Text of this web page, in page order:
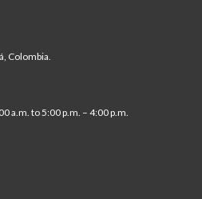
Colombia.
a.m. to 5:00 p.m. – 4:00 p.m.